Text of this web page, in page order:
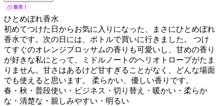
ひとめぼれ香水
初めてつけた日からお気に入りになった、まさにひとめぼれ
香水です。次の日には、ボトルで買いに行きました。 つけ
てすぐのオレンジブロッサムの香りも可愛いし、甘めの香り
が好きな私にとって、ミドルノートのヘリオトロープがたま
りません。甘さはあるけど甘すぎることがなく、どんな場面
でも使えると思います。 柔らかい、優しい香りです。
春・秋・普段使い・ビジネス・切り替え・暖かい・柔らか
な・清楚な・親しみやすい・明るい